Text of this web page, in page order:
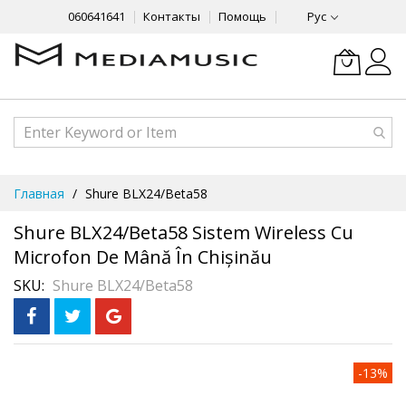
060641641 Контакты Помощь Рус
Content
Главная Shure BLX24/Beta58
Shure BLX24/Beta58 Sistem Wireless Cu
Microfon De Mână În Chișinău
SKU Shure BLX24/Beta58
-13%